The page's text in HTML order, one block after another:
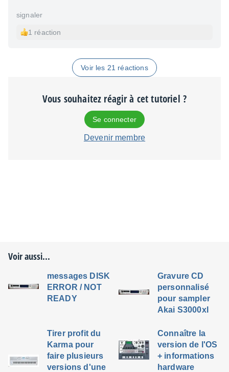
signaler
1 réaction
Voir les 21 réactions
Vous souhaitez réagir à cet tutoriel ?
Se connecter
Devenir membre
Voir aussi...
messages DISK
ERROR / NOT
READY
Gravure CD
personnalisé
pour sampler
Akai S3000xl
Tirer profit du
Karma pour
faire plusieurs
versions d'une
Connaître la
version de l'OS
+ informations
hardware